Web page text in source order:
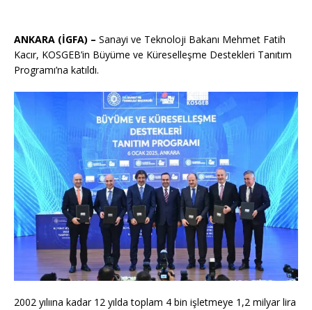
ANKARA (İGFA) – Sanayi ve Teknoloji Bakanı Mehmet Fatih
Kacır, KOSGEB’in Büyüme ve Küreselleşme Destekleri Tanıtım
Programı’na katıldı.
2002 yılıına kadar 12 yılda toplam 4 bin işletmeye 1,2 milyar lira